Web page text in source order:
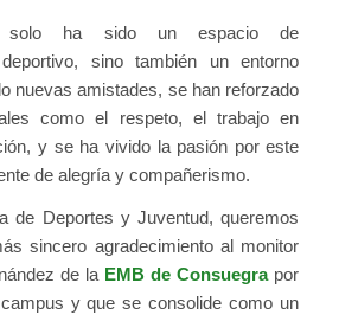
ha sido un espacio de
deportivo, sino también un entorno
nuevas amistades, se han reforzado
como el respeto, el trabajo en
y se ha vivido la pasión por este
de alegría y compañerismo.
de Deportes y Juventud, queremos
sincero agradecimiento al monitor
de la EMB de Consuegrapor
y que se consolide como un